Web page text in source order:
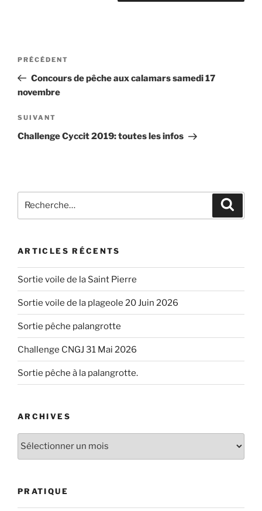
Navigation
l’article
Article
précédent
PRÉCÉDENT
Concours de pêche aux calamars samedi 17
novembre
Article
suivant
SUIVANT
Challenge Cyccit 2019: toutes les infos
pour
ARTICLES RÉCENTS
Sortie voile de la Saint Pierre
Sortie voile de la plageole 20 Juin 2026
Sortie pêche palangrotte
Challenge CNGJ 31 Mai 2026
Sortie pêche à la palangrotte.
ARCHIVES
Archives
PRATIQUE